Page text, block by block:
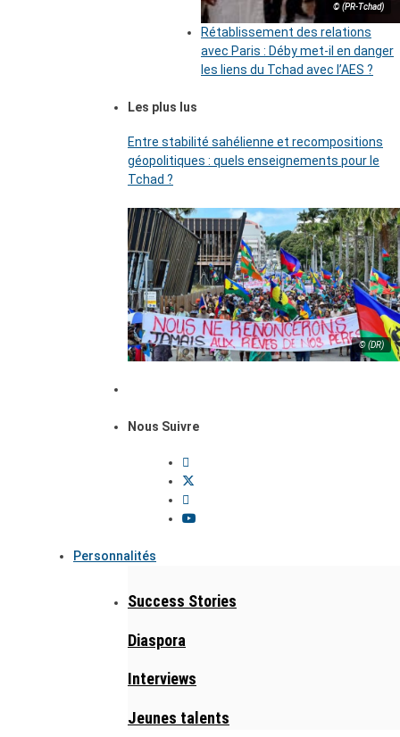
© (PR-Tchad)
Rétablissement des relations
avec Paris : Déby met-il en danger
les liens du Tchad avec l’AES ?
Les plus lus
Entre stabilité sahélienne et recompositions
géopolitiques : quels enseignements pour le
Tchad ?
© (DR)
Nous Suivre
Personnalités
Success Stories
Diaspora
Interviews
Jeunes talents